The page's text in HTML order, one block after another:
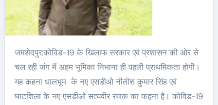
जमशेदपुर:कोविड-19 के खिलाफ सरकार एवं प्रशासन की ओर से
चल रही जंग में अहम भूमिका निभाना ही पहली प्राथमिकता होगी।
यह कहना धालभूम के नए एसडीओ नीतीश कुमार सिंह एवं
घाटशिला के नए एसडीओ सत्यवीर रजक का कहना है। कोविड-19